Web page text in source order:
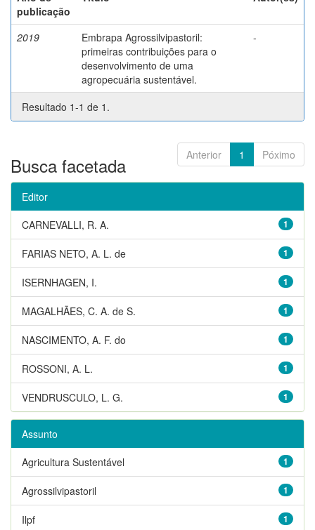
publicação
2019
Embrapa Agrossilvipastoril:
primeiras contribuições para o
desenvolvimento de uma
agropecuária sustentável.
-
Resultado 1-1 de 1.
Anterior 1 Póximo
Busca facetada
Editor
1
CARNEVALLI, R. A.
1
FARIAS NETO, A. L. de
1
ISERNHAGEN, I.
1
MAGALHÃES, C. A. de S.
1
NASCIMENTO, A. F. do
1
ROSSONI, A. L.
1
VENDRUSCULO, L. G.
Assunto
1
Agricultura Sustentável
1
Agrossilvipastoril
1
Ilpf